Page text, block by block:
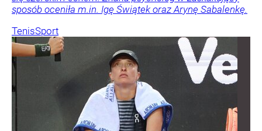
sposób oceniła m.in. Igę Świątek oraz Arynę Sabalenkę.
TenisSport